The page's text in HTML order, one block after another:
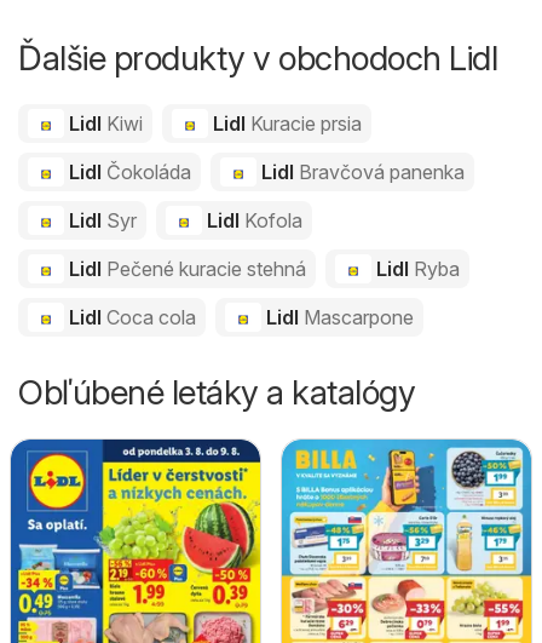
Ďalšie produkty v obchodoch Lidl
Lidl Kiwi Lidl Kuracie prsia
Lidl Čokoláda Lidl Bravčová panenka
Lidl Syr Lidl Kofola
Lidl Pečené kuracie stehná Lidl Ryba
Lidl Coca cola Lidl Mascarpone
Obľúbené letáky a katalógy